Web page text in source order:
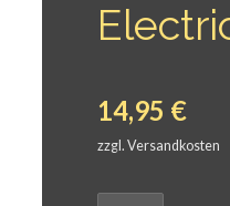
14,95 €
zzgl. Versandkosten